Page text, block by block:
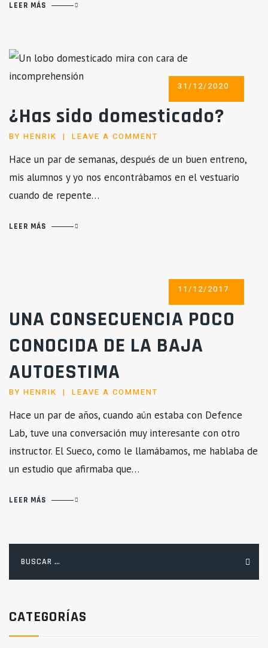
LEER MÁS
¿Has sido domesticado?
POSTED
ON
31/12/2020
BY HENRIK LEAVE A COMMENT
Hace un par de semanas, después de un buen entreno,
mis alumnos y yo nos encontrábamos en el vestuario
cuando de repente…
LEER MÁS
UNA CONSECUENCIA POCO
CONOCIDA DE LA BAJA
AUTOESTIMA
POSTED
ON
11/12/2017
BY HENRIK LEAVE A COMMENT
Hace un par de años, cuando aún estaba con Defence
Lab, tuve una conversación muy interesante con otro
instructor. El Sueco, como le llamábamos, me hablaba de
un estudio que afirmaba que…
LEER MÁS
CATEGORÍAS